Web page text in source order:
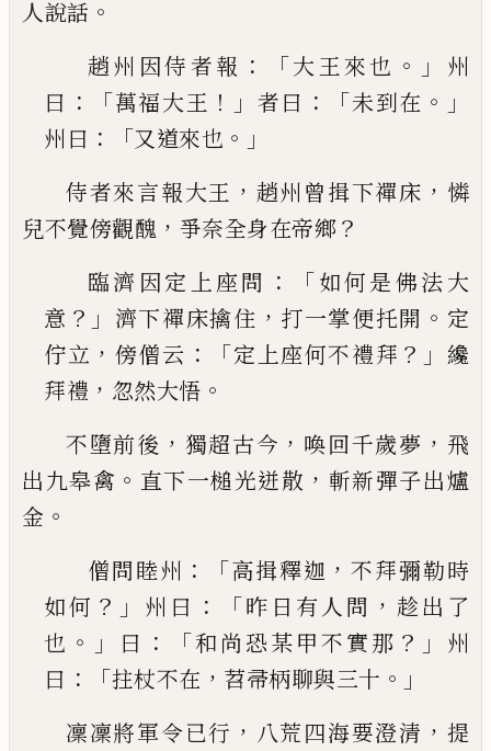
人說話 。
趙州因侍者報 ：「大王來也 。」 州
曰 ：「萬福大王 ！」 者曰 ：「未到在 。」
州曰 ：「又道來也 。」
侍者來言報大王 ， 趙州曾揖下禪床 ， 憐
兒不覺傍觀醜 ， 爭奈全身在帝鄉？
臨濟因定上座問 ：「如何是佛法大
意 ？」 濟下禪床擒住 ， 打一掌便托開 。 定
佇立 ， 傍僧云 ：「定上座何不禮拜 ？」 纔
拜禮 ， 忽然大悟 。
不墮前後 ， 獨超古今 ， 喚回千歲夢 ， 飛
出九皋禽 。 直下一槌光迸散 ， 斬新彈子出爐
金 。
僧問睦州 ：「高揖釋迦 ，不拜彌勒時
如何 ？」 州曰 ：「昨日 有人問 ， 趁出了
也 。」 曰 ：「和尚恐某甲不實那 ？」 州
曰 ：「拄杖不在 ， 苕帚柄聊與三十 。」
凜凜將軍令已行 ， 八荒四海要澄清 ， 提